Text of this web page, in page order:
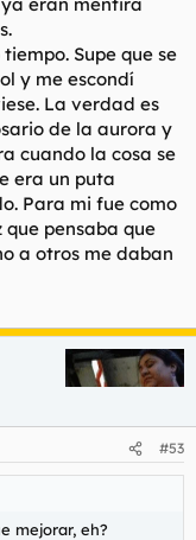
Supe que se
y me escondí
La verdad es
de la aurora y
cuando la cosa se
era un puta
Para mi fue como
pensaba que
a otros me daban
#53
mejorar, eh?